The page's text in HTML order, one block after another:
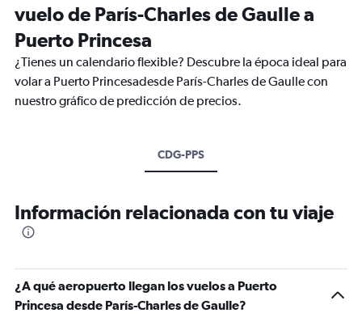
vuelo de París-Charles de Gaulle a
Puerto Princesa
¿Tienes un calendario flexible? Descubre la época ideal para
volar a Puerto Princesadesde París-Charles de Gaulle con
nuestro gráfico de predicción de precios.
CDG-PPS
Información relacionada con tu viaje
¿A qué aeropuerto llegan los vuelos a Puerto
Princesa desde París-Charles de Gaulle?